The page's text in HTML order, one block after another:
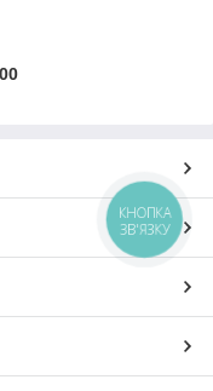
КНОПКА
ЗВ'ЯЗКУ